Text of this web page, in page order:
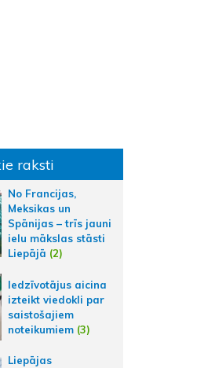
raksti
No Francijas,
Meksikas un
Spānijas – trīs jauni
ielu mākslas stāsti
Liepājā (2)
Iedzīvotājus aicina
izteikt viedokli par
saistošajiem
noteikumiem (3)
Liepājas